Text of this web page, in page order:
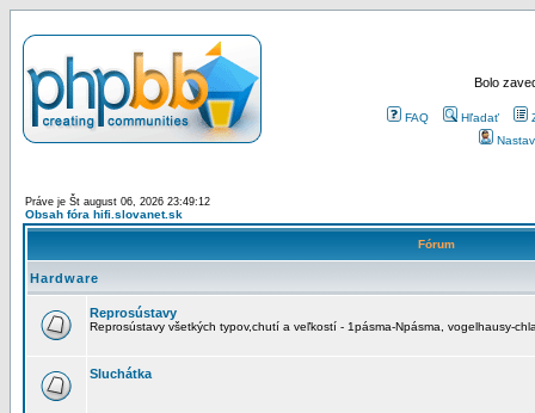
Bolo
FAQ Hľadať
Práve je Št august 06, 2026 23:49:12
Obsah fóra hifi.slovanet.sk
Fórum
Hardware
Reprosústavy
Reprosústavy všetkých typov,chutí a veľkostí - 1pásma-Npásma, vogelhausy-
Sluchátka